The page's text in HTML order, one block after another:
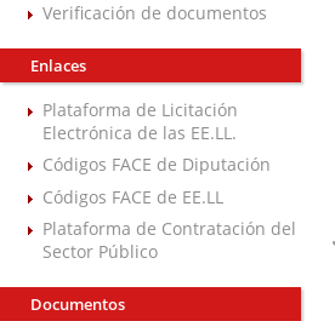
Verificación de documentos
Enlaces
Plataforma de Licitación
Electrónica de las EE.LL.
Códigos FACE de Diputación
Códigos FACE de EE.LL
Plataforma de Contratación del
Sector Público
Documentos